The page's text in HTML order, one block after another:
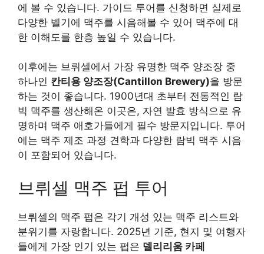
에 볼 수 있습니다. 가이드 투어를 신청하면 실제로
다양한 벨기에 맥주를 시음해볼 수 있어 맥주에 대
한 이해도를 한층 높일 수 있습니다.
이후에는 브뤼셀에서 가장 유명한 맥주 양조장 중
하나인 칸티용 양조장(Cantillon Brewery)을 방문
하는 것이 좋습니다. 1900년대 초부터 전통적인 람
빅 맥주를 생산해온 이곳은, 자연 발효 방식으로 유
명하며 맥주 애호가들에게 필수 방문지입니다. 투어
에는 맥주 제조 과정 견학과 다양한 람빅 맥주 시음
이 포함되어 있습니다.
브뤼셀 맥주 펍 투어
브뤼셀의 맥주 펍은 각기 개성 있는 맥주 리스트와
분위기를 자랑합니다. 2025년 기준, 현지 및 여행자
들에게 가장 인기 있는 펍은 델리리움 카페